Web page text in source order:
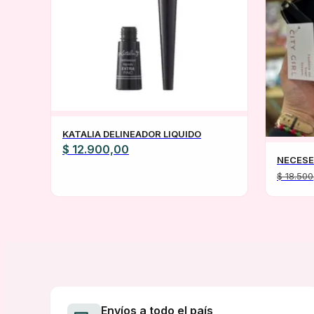
KATALIA DELINEADOR LIQUIDO
$ 12.900,00
$
Envíos a todo el país